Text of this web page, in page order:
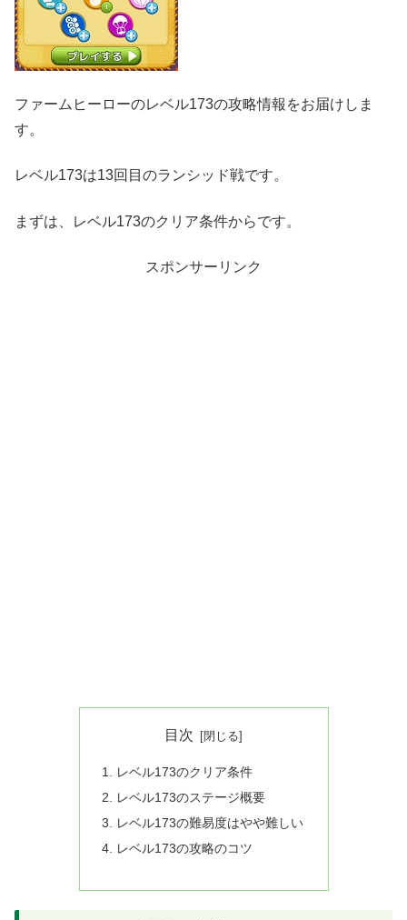
ファームヒーローのレベル173の攻略情報をお届けしま
す。
レベル173は13回目のランシッド戦です。
まずは、レベル173のクリア条件からです。
スポンサーリンク
目次
レベル173のクリア条件
レベル173のステージ概要
レベル173の難易度はやや難しい
レベル173の攻略のコツ